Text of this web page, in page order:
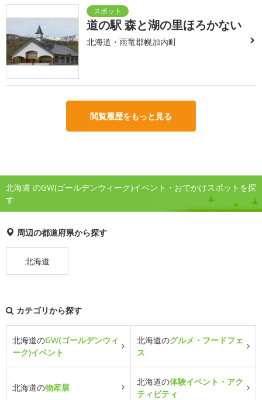
道の駅 森と湖の里ほろかない
北海道・雨竜郡幌加内町
閲覧履歴をもっと見る
北海道 のGW(ゴールデンウィーク)イベント・おでかけスポットを探
す
周辺の都道府県から探す
北海道
カテゴリから探す
北海道のGW(ゴールデンウィ
ーク)イベント
北海道のグルメ・フードフェ
ス
北海道の物産展
北海道の体験イベント・アク
ティビティ